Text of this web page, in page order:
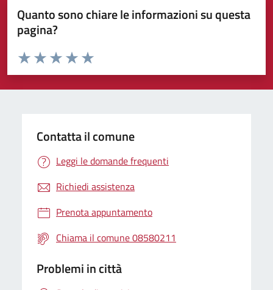
Quanto sono chiare le informazioni su questa
pagina?
Valuta da 1 a 5 stelle la pagina
Valuta 5 stelle su 5
Valuta 4 stelle su 5
Valuta 3 stelle su 5
Valuta 2 stelle su 5
Valuta 1 stelle su 5
Contatta il comune
Leggi le domande frequenti
Richiedi assistenza
Prenota appuntamento
Chiama il comune 08580211
Problemi in città